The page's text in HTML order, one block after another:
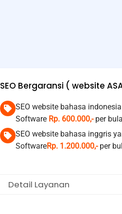
SEO Bergaransi ( website
SEO website bahasa
Software Rp. 600.000,-per
SEO website bahasa inggris
SoftwareRp. 1.200.000,- per
Detail Layanan